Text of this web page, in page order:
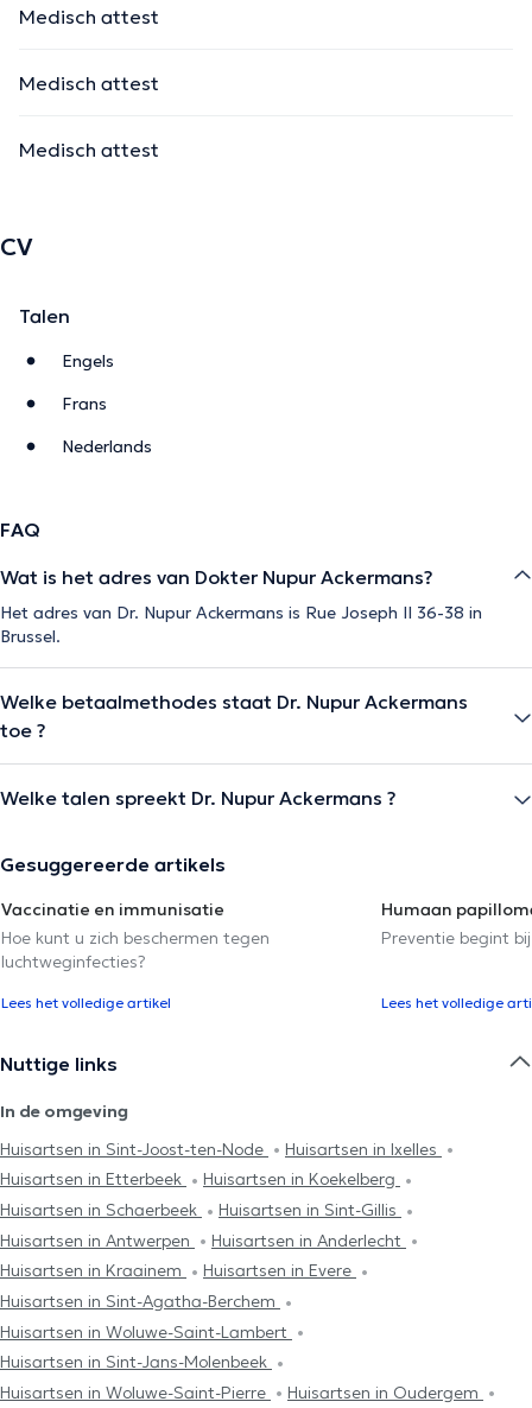
Medisch attest
Medisch attest
Medisch attest
CV
Talen
Engels
Frans
Nederlands
FAQ
Wat is het adres van Dokter Nupur Ackermans?
Het adres van Dr. Nupur Ackermans is Rue Joseph II 36-38 in
Brussel.
Welke betaalmethodes staat Dr. Nupur Ackermans
toe ?
Welke talen spreekt Dr. Nupur Ackermans ?
Gesuggereerde artikels
Vaccinatie en immunisatie
Hoe kunt u zich beschermen tegen
luchtweginfecties?
Lees het volledige artikel
Humaan
Preventie begint
Lees het volledige
Nuttige links
In de omgeving
Huisartsen in Sint-Joost-ten-Node
Huisartsen in Ixelles
Huisartsen in Etterbeek
Huisartsen in Koekelberg
Huisartsen in Schaerbeek
Huisartsen in Sint-Gillis
Huisartsen in Antwerpen
Huisartsen in Anderlecht
Huisartsen in Kraainem
Huisartsen in Evere
Huisartsen in Sint-Agatha-Berchem
Huisartsen in Woluwe-Saint-Lambert
Huisartsen in Sint-Jans-Molenbeek
Huisartsen in Woluwe-Saint-Pierre
Huisartsen in Oudergem